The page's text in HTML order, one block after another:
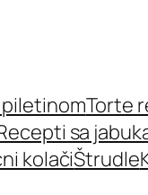
Torte
sa
kolačiŠtrudle